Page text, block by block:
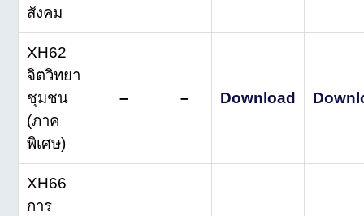
สังคม
XH62
จิตวิทยา
ชุมชน
(ภาค
พิเศษ)
– – Download
XH66
การ